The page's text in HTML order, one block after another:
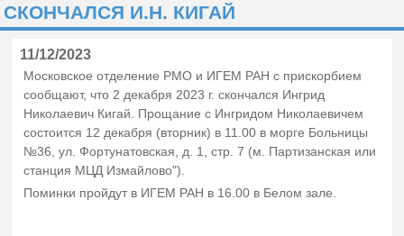
СКОНЧАЛСЯ И.Н. КИГАЙ
11/12/2023
Московское отделение РМО и ИГЕМ РАН с прискорбием
сообщают, что 2 декабря 2023 г. скончался Ингрид
Николаевич Кигай. Прощание с Ингридом Николаевичем
состоится 12 декабря (вторник) в 11.00 в морге Больницы
№36, ул. Фортунатовская, д. 1, стр. 7 (м. Партизанская или
станция МЦД Измайлово").
Поминки пройдут в ИГЕМ РАН в 16.00 в Белом зале.